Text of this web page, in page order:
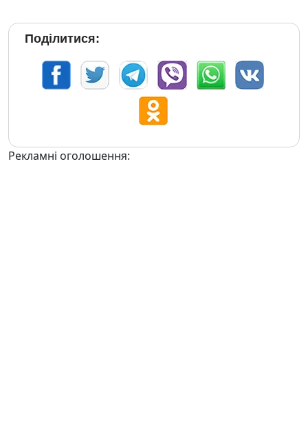
Поділитися:
Рекламні оголошення: